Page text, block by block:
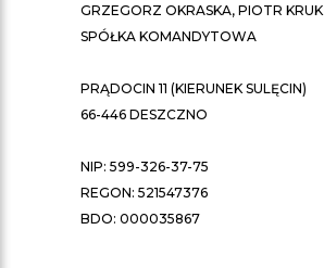
GRZEGORZ OKRASKA, PIOTR KRUK
SPÓŁKA KOMANDYTOWA
PRĄDOCIN 11 (KIERUNEK SULĘCIN)
66-446 DESZCZNO
NIP: 599-326-37-75
REGON: 521547376
BDO: 000035867